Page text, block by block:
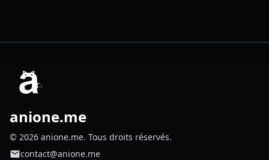
anione.me
© 2026 anione.me. Tous droits réservés.
contact@anione.me